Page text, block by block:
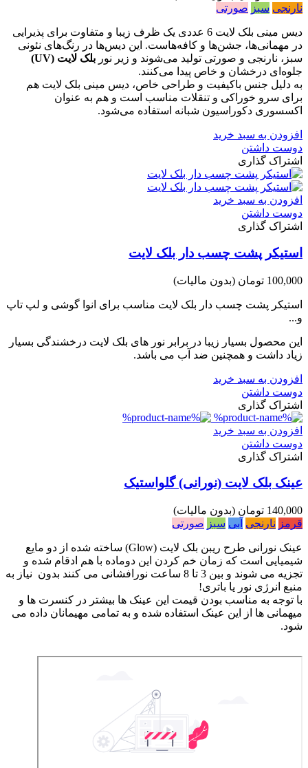
نارنجی سبز صورتی
دیس مینی بلک لایت 6 عددی یک ظرف زیبا و متفاوت برای پذیرایی
در مهمانی‌ها، جشن‌ها و کافه‌هاست. این دیس‌ها در رنگ‌های نئونی
سبز، نارنجی و صورتی تولید می‌شوند و زیر نور بلک لایت (UV)
جلوه‌ای درخشان و خاص پیدا می‌کنند.
به دلیل جنس باکیفیت و طراحی خاص، دیس مینی بلک لایت هم
برای سرو خوراکی و تنقلات مناسب است و هم به عنوان
اکسسوری دکوراسیون شبانه استفاده می‌شود.
افزودن به سبد خرید
دوست داشتن
اشتراک گذاری
افزودن به سبد خرید
دوست داشتن
اشتراک گذاری
استیکر پشت چسب دار بلک لایت
100,000 تومان (بدون مالیات)
استیکر پشت چسب دار بلک لایت مناسب برای انوا گوشی و لپ تاپ
و...
این محصول بسیار زیبا در برابر نور های بلک لایت درخشندگی بسیار
زیاد داشت و همچنین ضد آب می باشد.
افزودن به سبد خرید
دوست داشتن
اشتراک گذاری
افزودن به سبد خرید
دوست داشتن
اشتراک گذاری
عینک بلک لایت (نورانی) گلواستیک
140,000 تومان
(بدون مالیات)
قرمز نارنجی آبی سبز صورتی
عینک نورانی طرح ریبن بلک لایت (Glow) ساخته شده از دو مایع
شیمیایی است که زمان خم کردن این دوماده با هم ادقام شده و
تجزیه می شوند و بین 3 تا 8 ساعت نورافشانی می کنند بدون نیاز به
منبع انرژی نور یا باتری!
با توجه به مناسب بودن قیمت این عینک ها بیشتر در کنسرت ها و
میهمانی ها از این عینک استفاده شده و به تمامی مهیمانان داده می
شود.